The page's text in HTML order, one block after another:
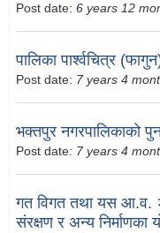
Post date: 6 years 12
पालिका पार्श्वचित्र
Post date: 7 years 4
भक्तपुर नगरपालिकाको
Post date: 7 years 4
गत विगत तथा यस आ.व.
संरक्षण र अन्य निर्माणका